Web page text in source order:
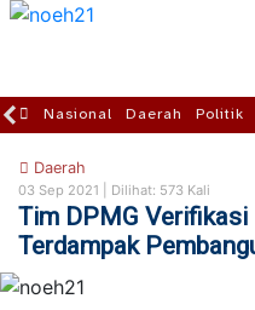
Nasional Daerah Politik
Daerah
03 Sep 2021 | Dilihat: 573 Kali
Tim DPMG Verifikasi
Terdampak